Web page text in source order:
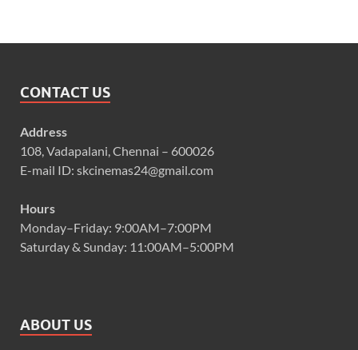
CONTACT US
Address
108, Vadapalani, Chennai – 600026
E-mail ID: skcinemas24@gmail.com
Hours
Monday–Friday: 9:00AM–7:00PM
Saturday & Sunday: 11:00AM–5:00PM
ABOUT US